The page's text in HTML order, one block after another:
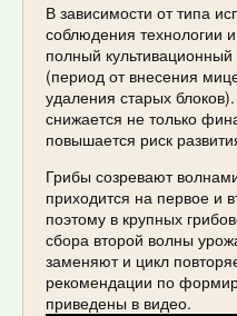
В зависимости от типа
соблюдения технологии
полный
(период от внесения
удаления старых
снижается не только
повышается риск
Грибы созревают
приходится на первое и
поэтому в крупных
сбора второй волны
заменяют и цикл
рекомендации по
приведены в видео.